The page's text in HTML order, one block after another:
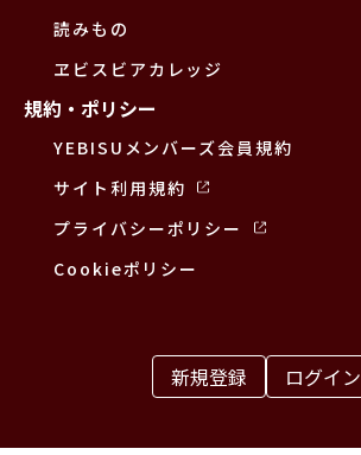
読みもの
ヱビスビアカレッジ
規約・ポリシー
YEBISUメンバーズ会員規約
サイト利用規約
プライバシーポリシー
Cookieポリシー
新規登録 ログイン